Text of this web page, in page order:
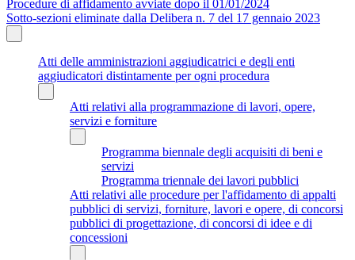
Procedure di affidamento avviate dopo il 01/01/2024
Sotto-sezioni eliminate dalla Delibera n. 7 del 17 gennaio 2023
Atti delle amministrazioni aggiudicatrici e degli enti
aggiudicatori distintamente per ogni procedura
Atti relativi alla programmazione di lavori, opere,
servizi e forniture
Programma biennale degli acquisiti di beni e
servizi
Programma triennale dei lavori pubblici
Atti relativi alle procedure per l'affidamento di appalti
pubblici di servizi, forniture, lavori e opere, di concorsi
pubblici di progettazione, di concorsi di idee e di
concessioni